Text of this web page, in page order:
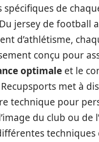
spécifiques de
jersey de football
d’athlétisme,
conçu pour
optimale et le
met à
technique pour
du club ou de
techniques